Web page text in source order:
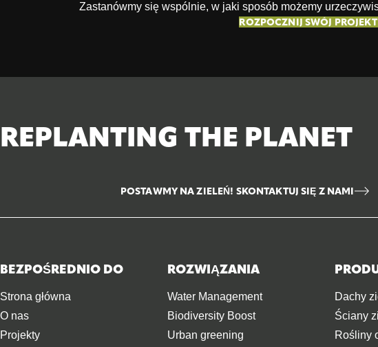
Zastanówmy się wspólnie, w jaki sposób możemy
ROZPOCZNIJ SWÓJ PROJEKT
REPLANTING THE PLANET
POSTAWMY NA ZIELEŃ! SKONTAKTUJ SIĘ Z NAMI
BEZPOŚREDNIO DO
Strona główna
O nas
Projekty
ROZWIĄZANIA
Water Management
Biodiversity Boost
Urban greening
Dachy
Ściany
Rośliny